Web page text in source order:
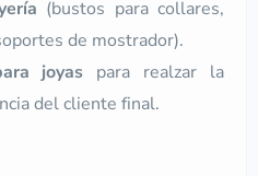
(bustos para collares,
de mostrador).
joyas para realzar la
del cliente final.